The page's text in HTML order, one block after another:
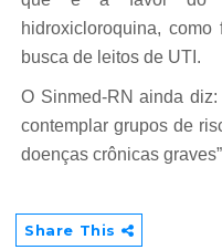
hidroxicloroquina,
busca de leitos de UTI.
O Sinmed-RN ainda
contemplar grupos de
doenças crônicas
Share This